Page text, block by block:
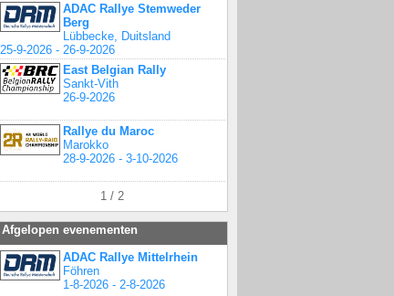
ADAC Rallye Stemweder
Berg
Lübbecke, Duitsland
25-9-2026 - 26-9-2026
East Belgian Rally
Sankt-Vith
26-9-2026
Rallye du Maroc
Marokko
28-9-2026 - 3-10-2026
1 / 2
Afgelopen evenementen
ADAC Rallye Mittelrhein
Föhren
1-8-2026 - 2-8-2026